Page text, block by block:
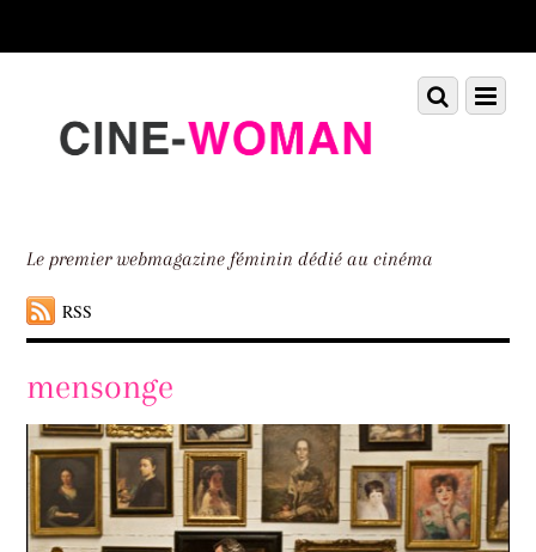
down
Le premier webmagazine féminin dédié au cinéma
RSS
Menu
Scroll
down
mensonge